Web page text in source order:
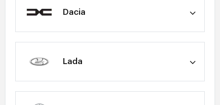
Dacia
Lada